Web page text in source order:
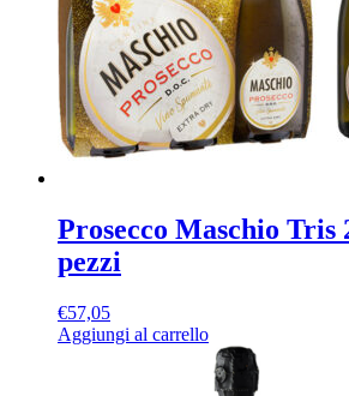
Prosecco Maschio Tris
pezzi
€57,05
Aggiungi al carrello